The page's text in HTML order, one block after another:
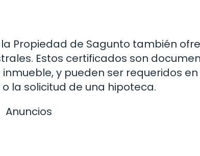
Propiedad de Sagunto también
Estos certificados son
y pueden ser requeridos
la solicitud de una hipoteca.
Anuncios